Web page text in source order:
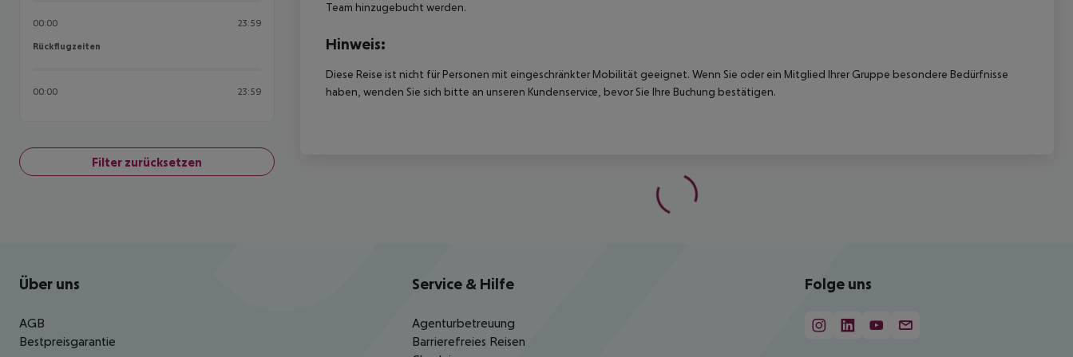
00:00 23:59
Rückflugzeiten
Rückflugzeiten
00:00 23:59
Filter zurücksetzen
Team hinzugebucht werden.
Hinweis:
Diese Reise ist nicht für Personen mit eingeschränkter Mobilität geeignet. Wenn Sie oder ein Mitglied Ihrer Gruppe besondere Bedürfnisse
haben, wenden Sie sich bitte an unseren Kundenservice, bevor Sie Ihre Buchung bestätigen.
Footer navigation
Über uns
AGB
Bestpreisgarantie
Service & Hilfe
Agenturbetreuung
Barrierefreies Reisen
Folge uns